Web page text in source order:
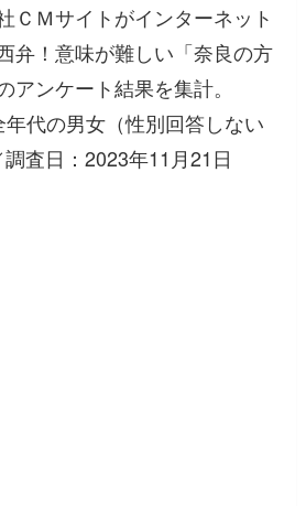
ＣＭサイトがインターネット
弁！意味が難しい「奈良の方
アンケート結果を集計。
代の男女（性別回答しない
査日：2023年11月21日